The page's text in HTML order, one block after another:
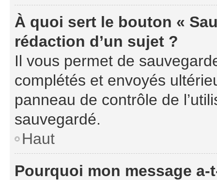
À quoi sert le bouton «
rédaction d’un sujet ?
Il vous permet de
complétés et envoyés
panneau de contrôle de
sauvegardé.
Haut
Pourquoi mon message